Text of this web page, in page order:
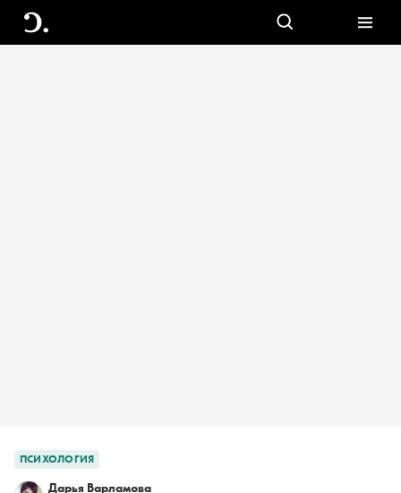
ПСИХОЛОГИЯ
Дарья Варламова